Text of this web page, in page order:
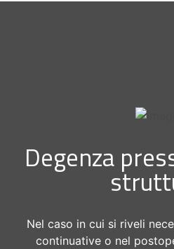
Degenza
Nel caso in cui si riveli
continuative o nel